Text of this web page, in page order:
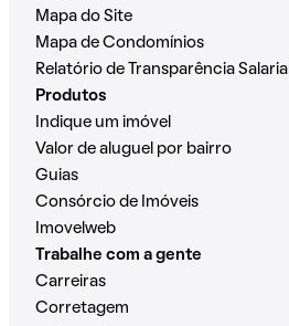
Mapa do Site
Mapa de Condomínios
Relatório de Transparência Salarial
Produtos
Indique um imóvel
Valor de aluguel por bairro
Guias
Consórcio de Imóveis
Imovelweb
Trabalhe com a gente
Carreiras
Corretagem